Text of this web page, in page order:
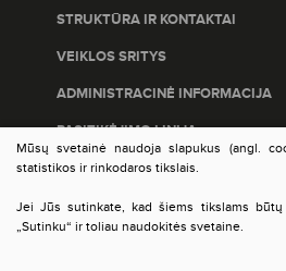
STRUKTŪRA IR KONTAKTAI
VEIKLOS SRITYS
ADMINISTRACINĖ INFORMACIJA
PASITIKĖJIMO LINIJA
PASLAUGŲ ĮVERTINIMAS
DUOMENŲ APSAUGA
Mūsų svetainė naudoja slapukus (angl.
statistikos ir rinkodaros tikslais.
Jei Jūs sutinkate, kad šiems tikslams būtų
„Sutinku“ ir toliau naudokitės svetaine.